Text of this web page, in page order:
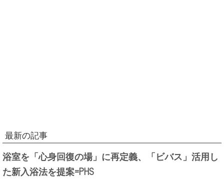
最新の記事
浴室を「心身回復の場」に再定義、「ビバス」活用し
た新入浴法を提案=PHS